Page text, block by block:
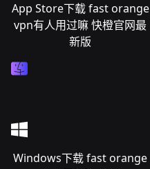
App Store下载 fast orange
vpn有人用过嘛 快橙官网最
新版
Windows下载 fast orange